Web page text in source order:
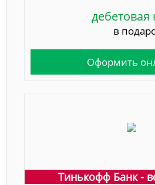
дебетовая
в
Оформить
Тинькофф Банк -